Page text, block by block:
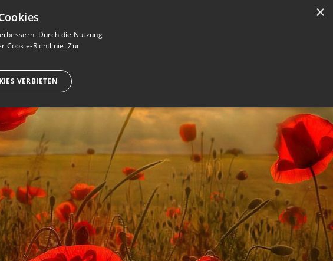
HILFE IM TRAUERFALL
×
Durch die Nutzung
Cookie-Richtlinie.Zur
VERBIETEN